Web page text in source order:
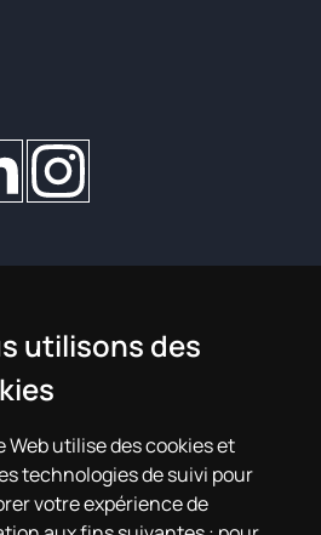
utilisons des
Web utilise des cookies et
technologies de suivi pour
votre expérience de